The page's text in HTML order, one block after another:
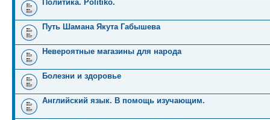
Политика. Politiko.
Путь Шамана Якута Габышева
Невероятные магазины для народа
Болезни и здоровье
Английский язык. В помощь изучающим.